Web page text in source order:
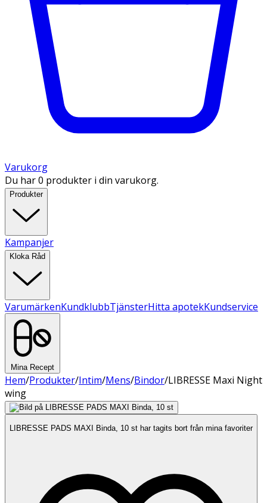
Varukorg
Du har 0 produkter i din varukorg.
Produkter
Kampanjer
Kloka Råd
VarumärkenKundklubbTjänsterHitta apotekKundservice
Mina Recept
Hem/Produkter/Intim/Mens/Bindor/LIBRESSE Maxi Night
wing
LIBRESSE PADS MAXI Binda, 10 st har tagits bort från mina favoriter